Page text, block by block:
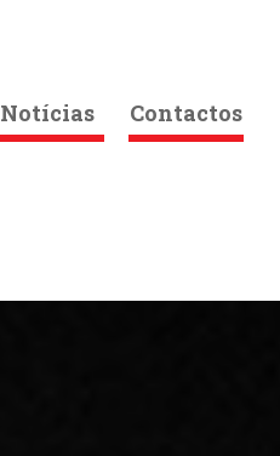
Notícias Contactos